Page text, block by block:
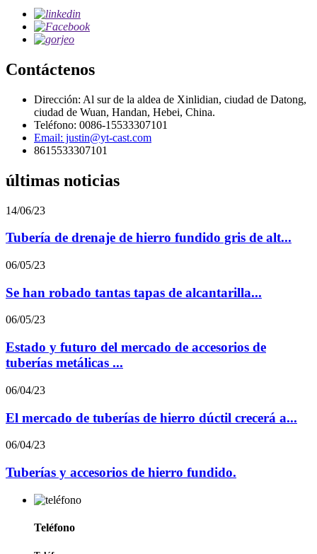
Contáctenos
Dirección: Al sur de la aldea de Xinlidian, ciudad de Datong,
ciudad de Wuan, Handan, Hebei, China.
Teléfono: 0086-15533307101
Email: justin@yt-cast.com
8615533307101
últimas noticias
14/06/23
Tubería de drenaje de hierro fundido gris de alt...
06/05/23
Se han robado tantas tapas de alcantarilla...
06/05/23
Estado y futuro del mercado de accesorios de
tuberías metálicas ...
06/04/23
El mercado de tuberías de hierro dúctil crecerá a...
06/04/23
Tuberías y accesorios de hierro fundido.
Teléfono